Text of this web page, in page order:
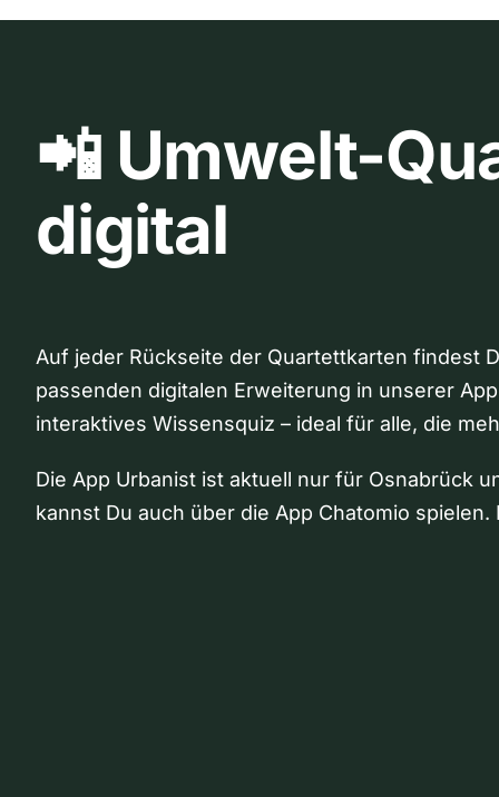
📲 Umwelt-
digital
Auf jeder Rückseite der Quartettkarten findest
passenden digitalen Erweiterung in unserer
interaktives Wissensquiz – ideal für alle, die
Die App Urbanist ist aktuell nur für Osnabrück
kannst Du auch über die App Chatomio